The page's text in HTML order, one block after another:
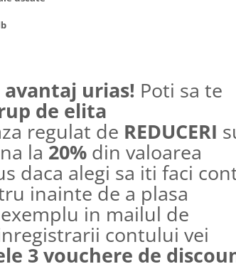
urias! Poti sa te
de elita
regulat de REDUCERI
la20% din valoarea
daca alegi sa iti faci
inainte de a plasa
in mailul de
contului vei
3 vouchere de